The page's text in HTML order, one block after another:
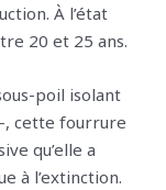
À l’état
20 et 25 ans.
poil isolant
cette fourrure
qu’elle a
à l’extinction.